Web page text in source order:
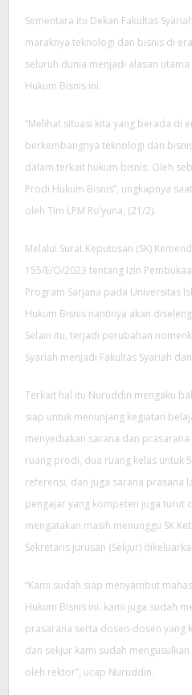
Sementara itu Dekan Fakultas
maraknya teknologi dan bisnis di
seluruh dunia menjadi alasan
Hukum Bisnis ini.
“Melihat situasi kita yang berada di
berkembangnya teknologi dan
dalam terkait hukum bisnis. Oleh
Prodi Hukum Bisnis”, ungkapnya
oleh Tim LPM Ro’yuna, (21/2).
Melalui Surat Keputusan (SK)
155/E/O/2023 tentang Izin
Program Sarjana pada Universitas
Hukum Bisnis nantinya akan
Selain itu, terjadi perubahan
Syariah menjadi Fakultas Syariah
Terkait hal itu Nuruddin mengaku
siap untuk menunjang kegiatan
menyediakan sarana dan
ruang prodi, dua ruang kelas untuk
referensi, dan juga sarana prasana
pengajar yang kompeten juga turut
mengatakan masih menunggu SK
Sekretaris jurusan (Sekjur)
“Kami sudah siap menyambut
Hukum Bisnis ini. kami juga sudah
prasarana serta dosen-dosen yang
dan sekjur kami sudah
oleh rektor”, ucap Nuruddin.